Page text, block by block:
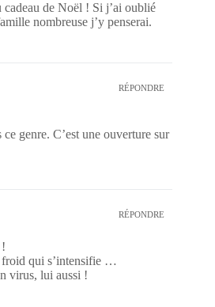
cadeau de Noël ! Si j’ai oublié
nombreuse j’y penserai.
RÉPONDRE
ce genre. C’est une ouverture sur
RÉPONDRE
qui s’intensifie …
virus, lui aussi !